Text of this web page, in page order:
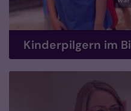
Kinderpilgern im